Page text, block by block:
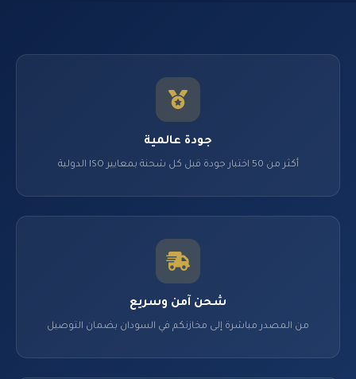
جودة عالمية
أكثر من 50 اختبار جودة قبل كل شحنة بمعايير ISO الدولية
شحن آمن وسريع
من المصدر مباشرة إلى مخازنكم في السودان بضمان التوصيل